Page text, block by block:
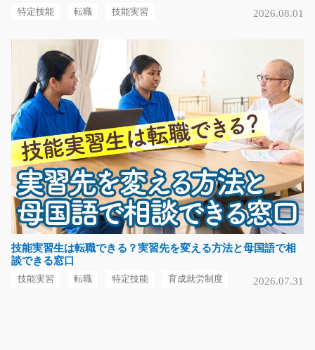
常温倉庫内でお菓子や飲料を扱うピッキング・仕分け作
長期（3ヶ月以上）
時給1,250円
福岡県古賀市
気になる
半導体製装置用部品の組立/t03_00878
≪大募集≫かんたん！！機械におまかせ！！ ━・━・
━・━・━・━・━・━・━・…
長期（3ヶ月以上）
時給1150円
熊本県菊池郡大津町
特定技能 転職 技能実習 2026.08.01
技能実習生は転職できる？実習先を変える方法と母国語で相
談できる窓口
技能実習 転職 特定技能 育成就労制度 2026.07.31